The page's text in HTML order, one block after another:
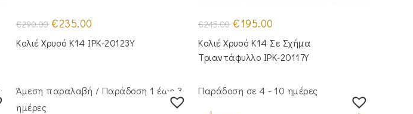
€290.00 Original
price
was:
€290.00.
€235.00
τιμή
είναι:
Κολιέ Χρυσό Κ14 IPK-20123Y
€245.00 Original
price
was:
€245.00.
€195.00
τιμή
είναι:
€195.00.
Κολιέ Χρυσό Κ14 Σε Σχήμα
Τριαντάφυλλο IPK-20117Y
Άμεση παραλαβή / Παράδoση 1 έως 3
ημέρες
Παράδοση σε 4 - 10 ημέρες